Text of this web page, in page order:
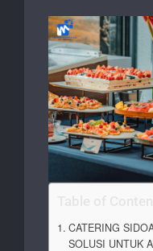
CATERING
SOLUSI UNTUK